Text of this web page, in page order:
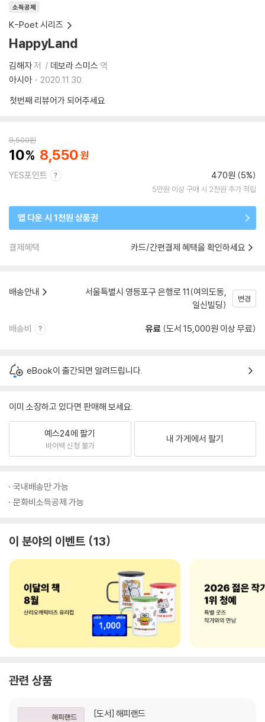
소득공제
K-Poet 시리즈
HappyLand
김해자저 데보라 스미스 역
아시아
2020.11.30.
첫번째 리뷰어가 되어주세요
9,500원
10 8,550
YES포인트 470원 (5%)
5만원 이상 구매 시 2천원 추가 적립
앱 다운 시 1천원 상품권
결제혜택 카드/간편결제 혜택을 확인하세요
배송안내
서울특별시 영등포구 은행로 11(여의도동,
일신빌딩)
변경
배송비 유료 (도서 15,000원 이상 무료)
eBook이 출간되면 알려드립니다.
이미 소장하고 있다면 판매해 보세요.
예스24에 팔기
바이백 신청 불가
내 가게에서 팔기
국내배송만 가능
문화비소득공제 가능
이 분야의 이벤트 13
관련 상품
[도서] 해피랜드